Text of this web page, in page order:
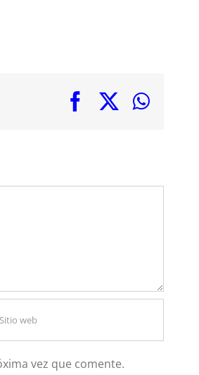
Facebook
vez que comente.